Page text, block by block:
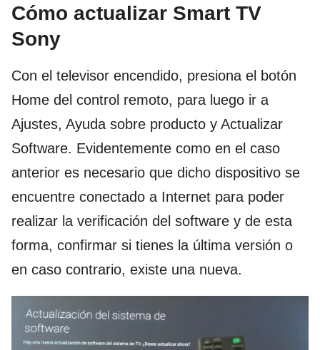
Cómo actualizar Smart TV
Sony
Con el televisor encendido, presiona el botón
Home del control remoto, para luego ir a
Ajustes, Ayuda sobre producto y Actualizar
Software. Evidentemente como en el caso
anterior es necesario que dicho dispositivo se
encuentre conectado a Internet para poder
realizar la verificación del software y de esta
forma, confirmar si tienes la última versión o
en caso contrario, existe una nueva.